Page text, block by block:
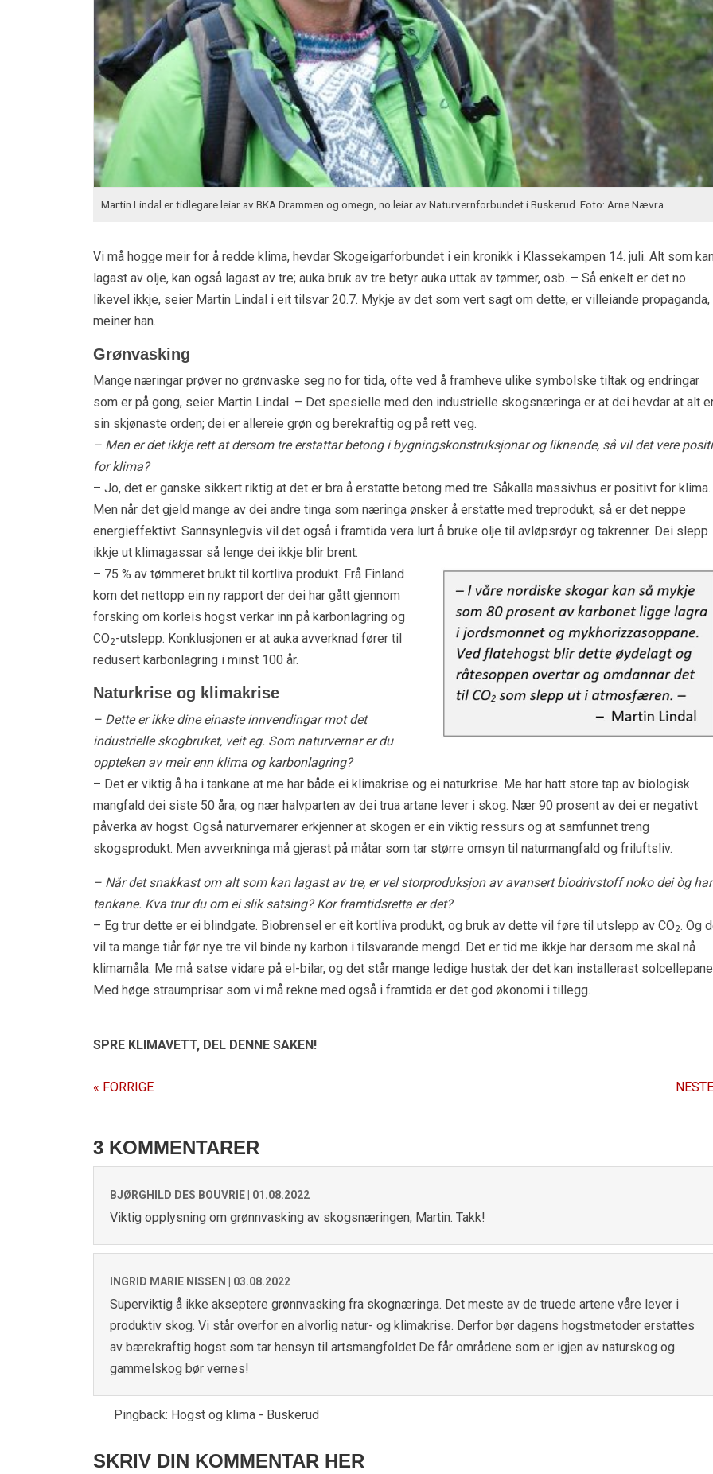
Martin Lindal er tidlegare leiar av BKA Drammen og omegn, no leiar av Naturvernforbundet i Buskerud. Foto: Arne Nævra
Vi må hogge meir for å redde klima, hevdar Skogeigarforbundet i ein kronikk i Klassekampen 14. juli. Alt som
lagast av olje, kan også lagast av tre; auka bruk av tre betyr auka uttak av tømmer, osb. – Så enkelt er det no
likevel ikkje, seier Martin Lindal i eit tilsvar 20.7. Mykje av det som vert sagt om dette, er villeiande propaganda,
meiner han.
Grønvasking
Mange næringar prøver no grønvaske seg no for tida, ofte ved å framheve ulike symbolske tiltak og endringar
som er på gong, seier Martin Lindal. – Det spesielle med den industrielle skogsnæringa er at dei hevdar at alt
sin skjønaste orden; dei er allereie grøn og berekraftig og på rett veg.
– Men er det ikkje rett at dersom tre erstattar betong i bygningskonstruksjonar og liknande, så vil det vere
for klima?
– Jo, det er ganske sikkert riktig at det er bra å erstatte betong med tre. Såkalla massivhus er positivt for klima.
Men når det gjeld mange av dei andre tinga som næringa ønsker å erstatte med treprodukt, så er det neppe
energieffektivt. Sannsynlegvis vil det også i framtida vera lurt å bruke olje til avløpsrøyr og takrenner. Dei slepp
ikkje ut klimagassar så lenge dei ikkje blir brent.
– 75 % av tømmeret brukt til kortliva produkt. Frå Finland
kom det nettopp ein ny rapport der dei har gått gjennom
forsking om korleis hogst verkar inn på karbonlagring og
CO2-utslepp. Konklusjonen er at auka avverknad fører til
redusert karbonlagring i minst 100 år.
Naturkrise og klimakrise
– Dette er ikke dine einaste innvendingar mot det
industrielle skogbruket, veit eg. Som naturvernar er du
oppteken av meir enn klima og karbonlagring?
– Det er viktig å ha i tankane at me har både ei klimakrise og ei naturkrise. Me har hatt store tap av biologisk
mangfald dei siste 50 åra, og nær halvparten av dei trua artane lever i skog. Nær 90 prosent av dei er negativt
påverka av hogst. Også naturvernarer erkjenner at skogen er ein viktig ressurs og at samfunnet treng
skogsprodukt. Men avverkninga må gjerast på måtar som tar større omsyn til naturmangfald og friluftsliv.
– Når det snakkast om alt som kan lagast av tre, er vel storproduksjon av avansert biodrivstoff noko dei òg
tankane. Kva trur du om ei slik satsing? Kor framtidsretta er det?
– Eg trur dette er ei blindgate. Biobrensel er eit kortliva produkt, og bruk av dette vil føre til utslepp av CO2. Og
vil ta mange tiår før nye tre vil binde ny karbon i tilsvarande mengd. Det er tid me ikkje har dersom me skal nå
klimamåla. Me må satse vidare på el-bilar, og det står mange ledige hustak der det kan installerast
Med høge straumprisar som vi må rekne med også i framtida er det god økonomi i tillegg.
SPRE KLIMAVETT, DEL DENNE SAKEN!
« FORRIGE
3 KOMMENTARER
BJØRGHILD DES BOUVRIE | 01.08.2022
Viktig opplysning om grønnvasking av skogsnæringen, Martin. Takk!
INGRID MARIE NISSEN | 03.08.2022
Superviktig å ikke akseptere grønnvasking fra skognæringa. Det meste av de truede artene våre lever i
produktiv skog. Vi står overfor en alvorlig natur- og klimakrise. Derfor bør dagens hogstmetoder erstattes
av bærekraftig hogst som tar hensyn til artsmangfoldet.De får områdene som er igjen av naturskog og
gammelskog bør vernes!
Pingback: Hogst og klima - Buskerud
SKRIV DIN KOMMENTAR HER